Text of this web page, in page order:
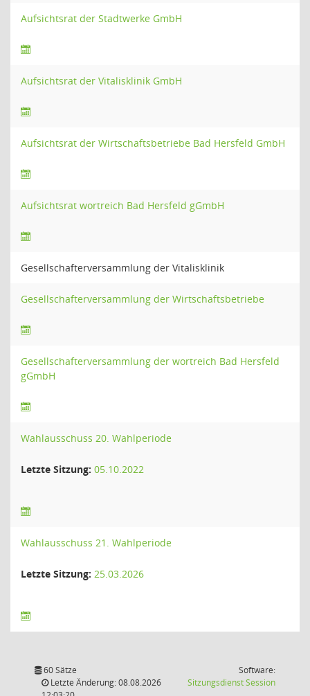
Aufsichtsrat der Stadtwerke GmbH
Aufsichtsrat der Vitalisklinik GmbH
Aufsichtsrat der Wirtschaftsbetriebe Bad Hersfeld GmbH
Aufsichtsrat wortreich Bad Hersfeld gGmbH
Gesellschafterversammlung der Vitalisklinik
Gesellschafterversammlung der Wirtschaftsbetriebe
Gesellschafterversammlung der wortreich Bad Hersfeld
gGmbH
Wahlausschuss 20. Wahlperiode
Letzte Sitzung: 05.10.2022
Wahlausschuss 21. Wahlperiode
Letzte Sitzung: 25.03.2026
60 Sätze
Letzte Änderung: 08.08.2026
Software:
SitzungsdienstSession(Wird in